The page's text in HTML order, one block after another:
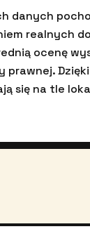
danych
realnych
ocenę
się na tle